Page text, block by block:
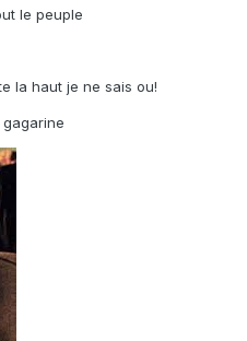
le peuple
la haut je ne sais ou!